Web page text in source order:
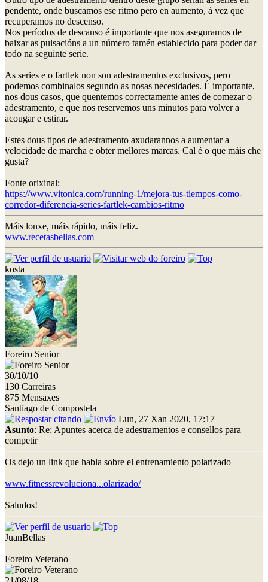
pendente, onde buscamos ese ritmo pero en aumento, á vez que
recuperamos no descenso.
Nos períodos de descanso é importante que nos aseguramos de
baixar as pulsacións a un número tamén establecido para poder dar
todo na seguinte serie.
As series e o fartlek non son adestramentos exclusivos, pero
podemos combinalos segundo as nosas necesidades. É importante,
nos dous casos, que quentemos correctamente antes de comezar o
adestramento, e que nos reservemos uns minutos para volver a
acougar e estirar.
Estes dous tipos de adestramento axudarannos a aumentar a
velocidade de marcha e obter mellores marcas. Cal é o que máis che
gusta?
Fonte orixinal:
https://www.vitonica.com/running-1/mejora-tus-tiempos-como-
corredor-diferencia-series-fartlek-cambios-ritmo
Máis lonxe, máis rápido, máis feliz.
www.recetasbellas.com
kosta
Foreiro Senior
30/10/10
130 Carreiras
875 Mensaxes
Santiago de Compostela
Lun, 27 Xan 2020, 17:17
Asunto: Re: Apuntes acerca de adestramentos e consellos para
competir
Os dejo un link que habla sobre el entrenamiento polarizado
www.fitnessrevoluciona...olarizado/
Saludos!
JuanBellas
Foreiro Veterano